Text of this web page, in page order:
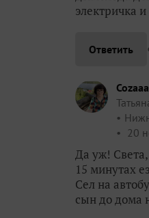
электричка
Ответить
Cozaaa
20
Да уж!
15 минутах
Сел на
сын до дома